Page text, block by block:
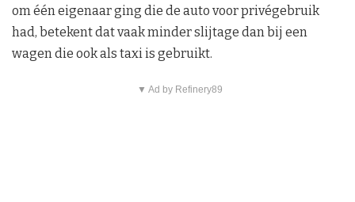
om één eigenaar ging die de auto voor privégebruik
had, betekent dat vaak minder slijtage dan bij een
wagen die ook als taxi is gebruikt.
▼ Ad by Refinery89